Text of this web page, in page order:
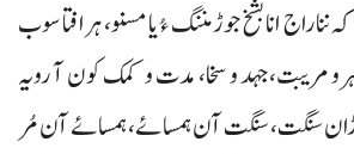
ننا راج انا بشخ جوڑ مننگ ءُ یا مسنو، ہرافتا سوب
و مریبت، جہد و سخا، مدت و کمک کون آ رویہ
سنگت، سنگت آن ہمسائے، ہمسائے آن مُر